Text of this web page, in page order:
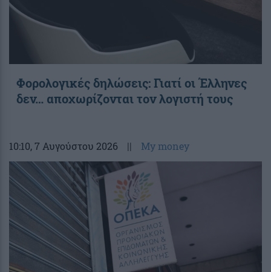
Φορολογικές δηλώσεις: Γιατί οι Έλληνες
δεν… αποχωρίζονται τον λογιστή τους
10:10, 7 Αυγούστου 2026 || My money